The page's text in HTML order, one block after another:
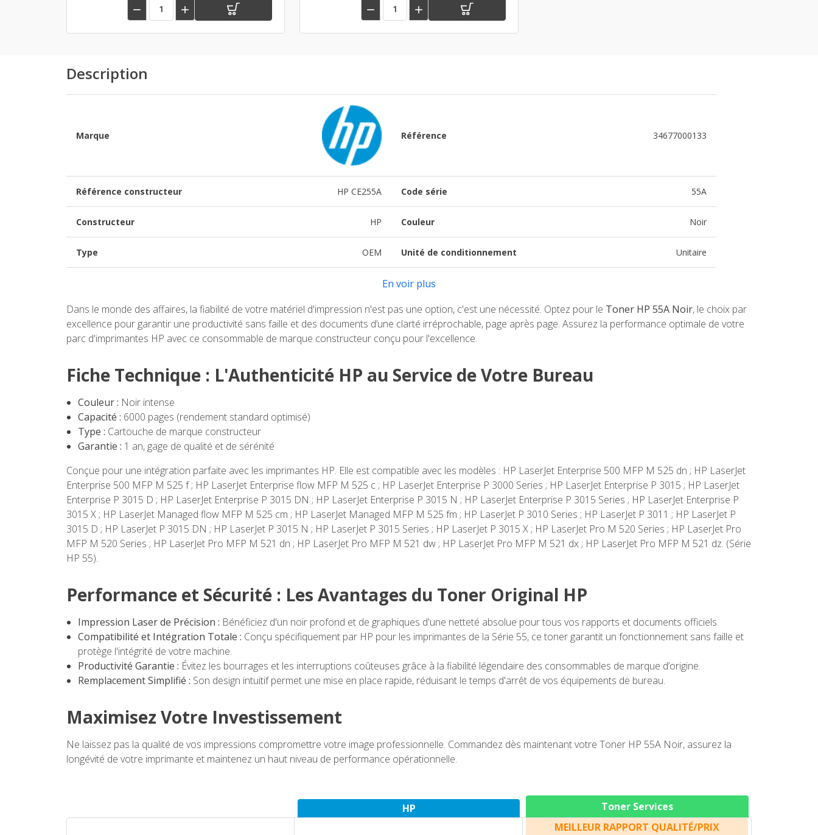
   
Description
Marque Référence 34677000133
Référence constructeur HP CE255A Code série 55A
Constructeur HP Couleur Noir
Type OEM Unité de conditionnement Unitaire
En voir plus
Dans le monde des affaires, la fiabilité de votre matériel d'impression n'est pas une option, c'est une nécessité. Optez pour le Toner HP 55A Noir, le choix par
excellence pour garantir une productivité sans faille et des documents d’une clarté irréprochable, page après page. Assurez la performance optimale de votre
parc d'imprimantes HP avec ce consommable de marque constructeur conçu pour l'excellence.
Fiche Technique : L'Authenticité HP au Service de Votre Bureau
Couleur : Noir intense
Capacité : 6000 pages (rendement standard optimisé)
Type : Cartouche de marque constructeur
Garantie : 1 an, gage de qualité et de sérénité
Conçue pour une intégration parfaite avec les imprimantes HP. Elle est compatible avec les modèles : HP LaserJet Enterprise 500 MFP M 525 dn ; HP LaserJet
Enterprise 500 MFP M 525 f ; HP LaserJet Enterprise flow MFP M 525 c ; HP LaserJet Enterprise P 3000 Series ; HP LaserJet Enterprise P 3015 ; HP LaserJet
Enterprise P 3015 D ; HP LaserJet Enterprise P 3015 DN ; HP LaserJet Enterprise P 3015 N ; HP LaserJet Enterprise P 3015 Series ; HP LaserJet Enterprise P
3015 X ; HP LaserJet Managed flow MFP M 525 cm ; HP LaserJet Managed MFP M 525 fm ; HP LaserJet P 3010 Series ; HP LaserJet P 3011 ; HP LaserJet P
3015 D ; HP LaserJet P 3015 DN ; HP LaserJet P 3015 N ; HP LaserJet P 3015 Series ; HP LaserJet P 3015 X ; HP LaserJet Pro M 520 Series ; HP LaserJet Pro
MFP M 520 Series ; HP LaserJet Pro MFP M 521 dn ; HP LaserJet Pro MFP M 521 dw ; HP LaserJet Pro MFP M 521 dx ; HP LaserJet Pro MFP M 521 dz. (Série
HP 55).
Performance et Sécurité : Les Avantages du Toner Original HP
Impression Laser de Précision : Bénéficiez d'un noir profond et de graphiques d'une netteté absolue pour tous vos rapports et documents officiels.
Compatibilité et Intégration Totale : Conçu spécifiquement par HP pour les imprimantes de la Série 55, ce toner garantit un fonctionnement sans faille et
protège l'intégrité de votre machine.
Productivité Garantie : Évitez les bourrages et les interruptions coûteuses grâce à la fiabilité légendaire des consommables de marque d’origine.
Remplacement Simplifié : Son design intuitif permet une mise en place rapide, réduisant le temps d'arrêt de vos équipements de bureau.
Maximisez Votre Investissement
Ne laissez pas la qualité de vos impressions compromettre votre image professionnelle. Commandez dès maintenant votre Toner HP 55A Noir, assurez la
longévité de votre imprimante et maintenez un haut niveau de performance opérationnelle.
HP Toner Services
MEILLEUR RAPPORT QUALITÉ/PRIX